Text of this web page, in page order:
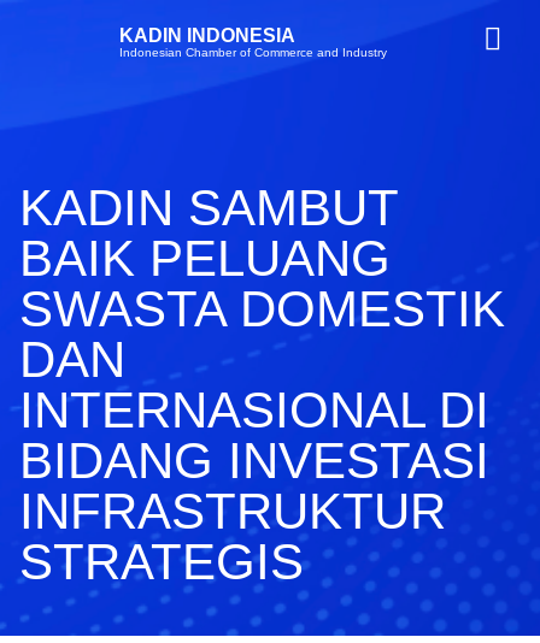
KADIN INDONESIA
Indonesian Chamber of Commerce and Industry
KADIN SAMBUT
BAIK PELUANG
SWASTA DOMESTIK
DAN
INTERNASIONAL DI
BIDANG INVESTASI
INFRASTRUKTUR
STRATEGIS